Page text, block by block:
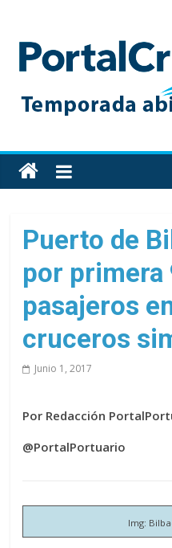
content
Toda
la
de
cruceros
en
un
solo
sitio
Puerto de
por primera
pasajeros
cruceros
Junio 1, 2017
Por Redacción
@PortalPortuario
Img: